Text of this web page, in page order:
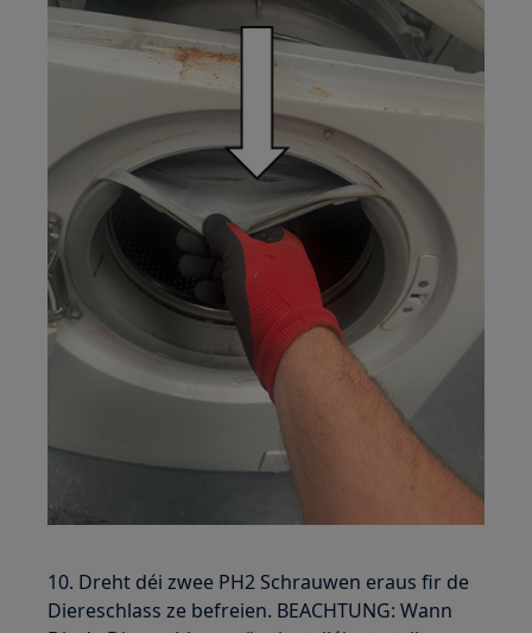
10. Dreht déi zwee PH2 Schrauwen eraus fir de
Diereschlass ze befreien. BEACHTUNG: Wann